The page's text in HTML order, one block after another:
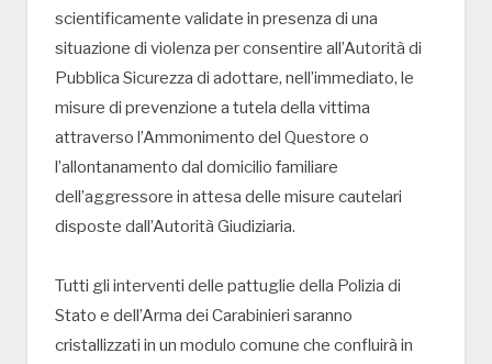
scientificamente validate in presenza di una
situazione di violenza per consentire all’Autorità di
Pubblica Sicurezza di adottare, nell’immediato, le
misure di prevenzione a tutela della vittima
attraverso l’Ammonimento del Questore o
l’allontanamento dal domicilio familiare
dell’aggressore in attesa delle misure cautelari
disposte dall’Autorità Giudiziaria.
Tutti gli interventi delle pattuglie della Polizia di
Stato e dell’Arma dei Carabinieri saranno
cristallizzati in un modulo comune che confluirà in